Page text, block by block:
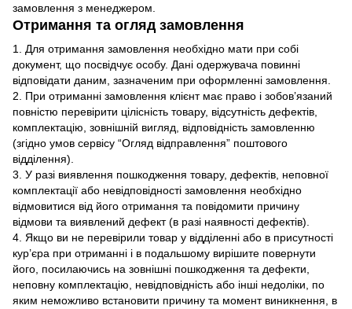
замовлення з менеджером.
Отримання та огляд замовлення
1. Для отримання замовлення необхідно мати при собі
документ, що посвідчує особу. Дані одержувача повинні
відповідати даним, зазначеним при оформленні замовлення.
2. При отриманні замовлення клієнт має право і зобов’язаний
повністю перевірити цілісність товару, відсутність дефектів,
комплектацію, зовнішній вигляд, відповідність замовленню
(згідно умов сервісу “Огляд відправлення” поштового
відділення).
3. У разі виявлення пошкодження товару, дефектів, неповної
комплектації або невідповідності замовлення необхідно
відмовитися від його отримання та повідомити причину
відмови та виявлений дефект (в разі наявності дефектів).
4. Якщо ви не перевірили товар у відділенні або в присутності
кур’єра при отриманні і в подальшому вирішите повернути
його, посилаючись на зовнішні пошкодження та дефекти,
неповну комплектацію, невідповідність або інші недоліки, по
яким неможливо встановити причину та момент виникнення, в